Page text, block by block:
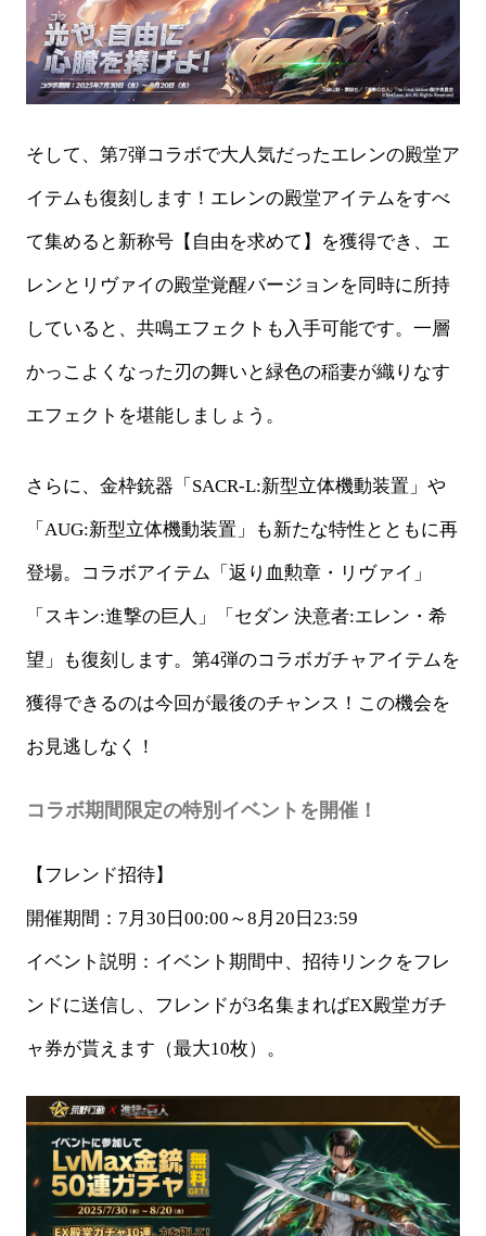
そして、第7弾コラボで大人気だったエレンの殿堂ア
イテムも復刻します！エレンの殿堂アイテムをすべ
て集めると新称号【自由を求めて】を獲得でき、エ
レンとリヴァイの殿堂覚醒バージョンを同時に所持
していると、共鳴エフェクトも入手可能です。一層
かっこよくなった刃の舞いと緑色の稲妻が織りなす
エフェクトを堪能しましょう。
さらに、金枠銃器「 SACR-L:新型立体機動装置」や
「 AUG:新型立体機動装置」も新たな特性とともに再
登場。コラボアイテム「返り血勲章・リヴァイ」
「スキン:進撃の巨人」「セダン 決意者:エレン・希
望」も復刻します。第4弾のコラボガチャアイテムを
獲得できるのは今回が最後のチャンス！この機会を
お見逃しなく！
コラボ期間限定の特別イベントを開催！
【フレンド招待】
開催期間： 7月30日00:00～8月20日23:59
イベント説明：イベント期間中、招待リンクをフレ
ンドに送信し、 フレンドが3名集まればEX殿堂ガチ
ャ券が貰えます （最大10枚）。